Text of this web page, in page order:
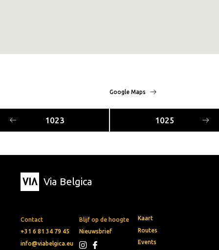
Google Maps
1023 1025
Via Belgica
Contact
+31 6 81 34 79 45
info@viabelgica.eu
Blijf op de hoogte
Nieuwsbrief
Kaart
Routes
Events